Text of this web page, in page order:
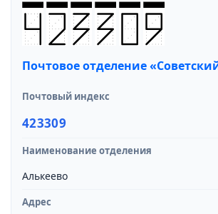
Почтовое отделение
Почтовый индекс
423309
Наименование отделения
Алькеево
Адрес